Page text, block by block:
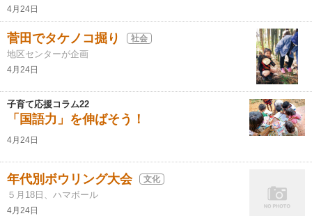
4月24日
菅田でタケノコ掘り 社会
地区センターが企画
4月24日
子育て応援コラム22
「国語力」を伸ばそう！
4月24日
年代別ボウリング大会 文化
５月18日、ハマボール
4月24日